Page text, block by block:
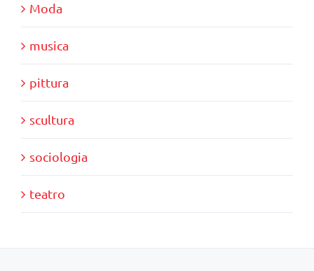
Moda
musica
pittura
scultura
sociologia
teatro